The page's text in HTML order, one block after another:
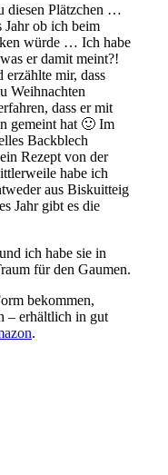
diesen Plätzchen …
Jahr ob ich beim
würde … Ich habe
er damit meint?!
erzählte mir, dass
Weihnachten
dass er mit
gemeint hat 🙂 Im
Backblech
Rezept von der
habe ich
aus Biskuitteig
Jahr gibt es die
ich habe sie in
für den Gaumen.
bekommen,
– erhältlich in gut
.